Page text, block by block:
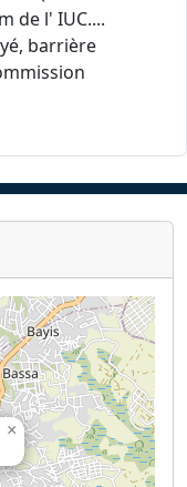
de l' IUC....
barrière
×